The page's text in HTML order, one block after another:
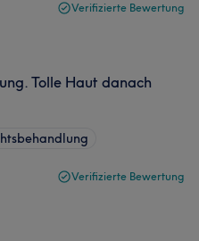
Verifizierte Bewertung
Tolle Haut danach
Verifizierte Bewertung